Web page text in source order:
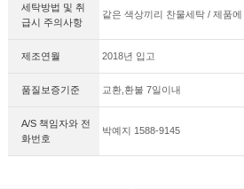
세탁방법 및 취
급시 주의사항
같은 색상끼리 찬물세탁 / 제품
제조연월 2018년 입고
품질보증기준 교환,환불 7일이내
A/S 책임자와 전
화번호
박예지 1588-9145